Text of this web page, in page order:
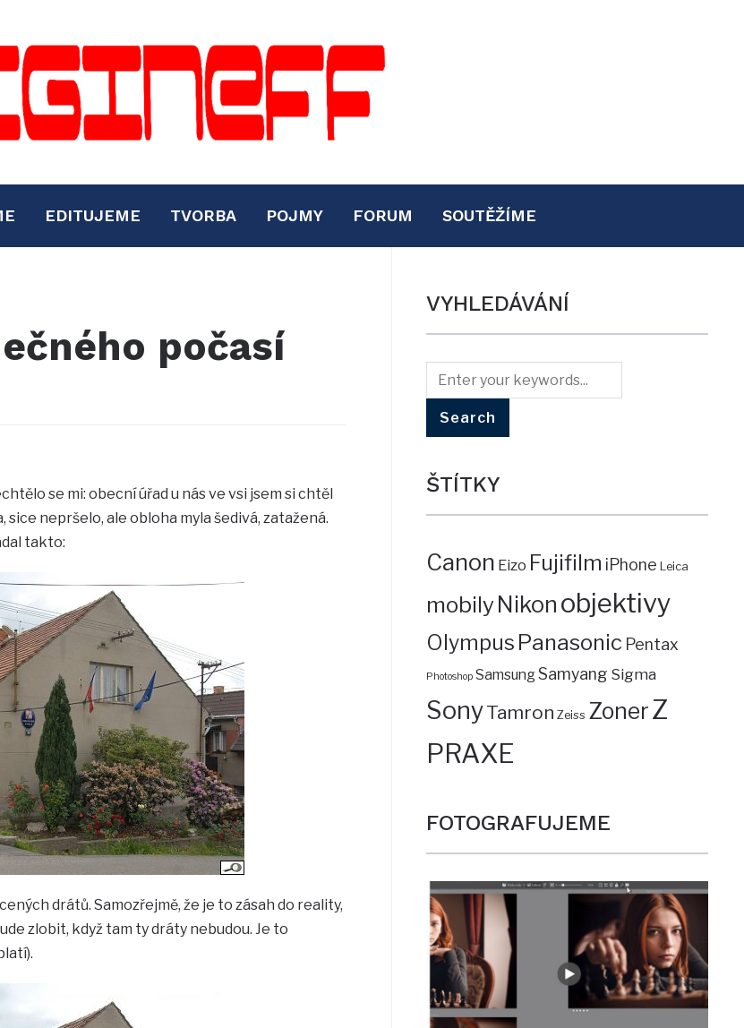
EDITUJEME TVORBA POJMY FORUM SOUTĚŽÍME
počasí
se mi: obecní úřad u nás ve vsi jsem si chtěl
nepršelo, ale obloha myla šedivá, zatažená.
takto:
drátů. Samozřejmě, že je to zásah do reality,
zlobit, když tam ty dráty nebudou. Je to
VYHLEDÁVÁNÍ
ŠTÍTKY
Canon Eizo Fujifilm iPhone Leica
mobilyNikon objektivy
Olympus Panasonic Pentax
Photoshop SamsungSamyang Sigma
SonyTamron Zeiss ZonerZ
PRAXE
FOTOGRAFUJEME